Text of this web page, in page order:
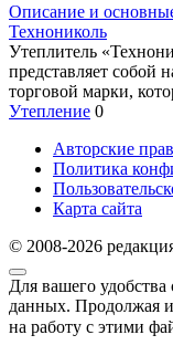
Описание и
Технониколь
Утеплитель
представляет собой
торговой марки,
Утепление 0
Авторские
Политика
Карта сайта
© 2008-2026
Для вашего удобства
данных. Продолжая
на работу с этими